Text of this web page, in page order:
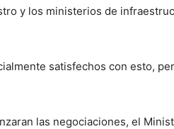
y los ministerios de
satisfechos con esto,
las negociaciones, el